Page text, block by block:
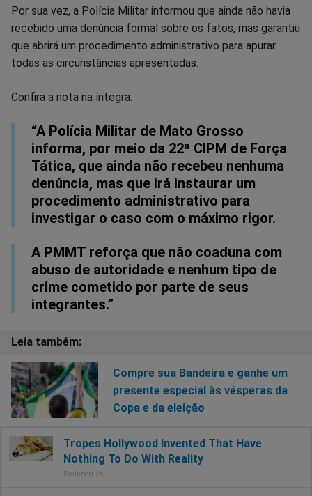
Por sua vez, a Polícia Militar informou que ainda não havia
recebido uma denúncia formal sobre os fatos, mas garantiu
que abrirá um procedimento administrativo para apurar
todas as circunstâncias apresentadas.
Confira a nota na íntegra:
“A Polícia Militar de Mato Grosso
informa, por meio da 22ª CIPM de Força
Tática, que ainda não recebeu nenhuma
denúncia, mas que irá instaurar um
procedimento administrativo para
investigar o caso com o máximo rigor.
A PMMT reforça que não coaduna com
abuso de autoridade e nenhum tipo de
crime cometido por parte de seus
integrantes.”
Compre sua Bandeira e ganhe um
presente especial às vésperas da
Copa e da eleição